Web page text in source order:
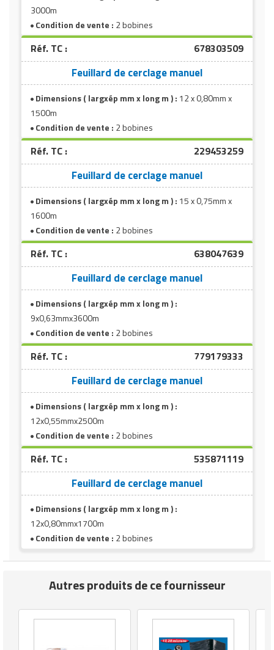
3000m
Condition de vente : 2 bobines
Réf. TC : 678303509
Feuillard de cerclage manuel
Dimensions ( largxép mm x long m ) : 12 x 0,80mm x
1500m
Condition de vente : 2 bobines
Réf. TC : 229453259
Feuillard de cerclage manuel
Dimensions ( largxép mm x long m ) : 15 x 0,75mm x
1600m
Condition de vente : 2 bobines
Réf. TC : 638047639
Feuillard de cerclage manuel
Dimensions ( largxép mm x long m ) :
9x0,63mmx3600m
Condition de vente : 2 bobines
Réf. TC : 779179333
Feuillard de cerclage manuel
Dimensions ( largxép mm x long m ) :
12x0,55mmx2500m
Condition de vente : 2 bobines
Réf. TC : 535871119
Feuillard de cerclage manuel
Dimensions ( largxép mm x long m ) :
12x0,80mmx1700m
Condition de vente : 2 bobines
Autres produits de ce fournisseur